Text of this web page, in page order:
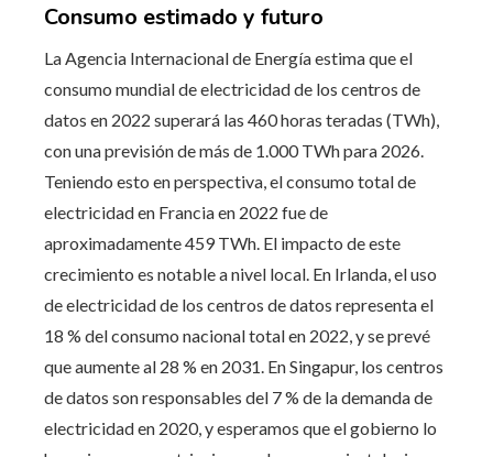
Consumo estimado y futuro
La Agencia Internacional de Energía estima que el
consumo mundial de electricidad de los centros de
datos en 2022 superará las 460 horas teradas (TWh),
con una previsión de más de 1.000 TWh para 2026.
Teniendo esto en perspectiva, el consumo total de
electricidad en Francia en 2022 fue de
aproximadamente 459 TWh. El impacto de este
crecimiento es notable a nivel local. En Irlanda, el uso
de electricidad de los centros de datos representa el
18 % del consumo nacional total en 2022, y se prevé
que aumente al 28 % en 2031. En Singapur, los centros
de datos son responsables del 7 % de la demanda de
electricidad en 2020, y esperamos que el gobierno lo